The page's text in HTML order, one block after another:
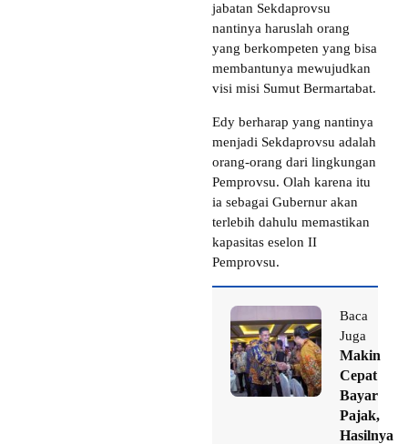
jabatan Sekdaprovsu
nantinya haruslah orang
yang berkompeten yang bisa
membantunya mewujudkan
visi misi Sumut Bermartabat.
Edy berharap yang nantinya
menjadi Sekdaprovsu adalah
orang-orang dari lingkungan
Pemprovsu. Olah karena itu
ia sebagai Gubernur akan
terlebih dahulu memastikan
kapasitas eselon II
Pemprovsu.
Baca
Juga
Makin
Cepat
Bayar
Pajak,
Hasilnya